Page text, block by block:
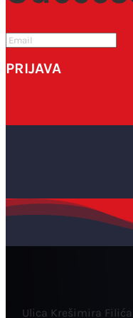
PRIJAVA
Ulica Krešimira